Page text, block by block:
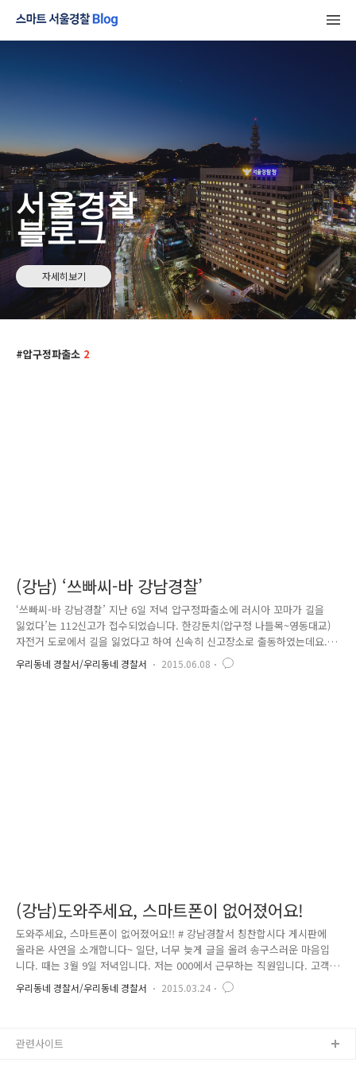
서울경찰
블로그
자세히보기
압구정파출소 2
(강남) ‘쓰빠씨-바 강남경찰’
‘쓰빠씨-바 강남경찰’ 지난 6일 저녁 압구정파출소에 러시아 꼬마가 길을
잃었다’는 112신고가 접수되었습니다. 한강둔치(압구정 나들목~영동대교)
자전거 도로에서 길을 잃었다고 하여 신속히 신고장소로 출동하였는데요.
신고자는 산책 중 자전거를 타다가 길을 잃어 울고 있는 어린이를 발견하
여 경찰에 신고를 한 후 경찰이 올 때까지 어린이를 보호하고 있었습니다.
우리동네 경찰서/우리동네 경찰서 2015.06.08
(강남)도와주세요, 스마트폰이 없어졌어요!
도와주세요, 스마트폰이 없어졌어요!! # 강남경찰서 칭찬합시다 게시판에
올라온 사연을 소개합니다~ 일단, 너무 늦게 글을 올려 송구스러운 마음입
니다. 때는 3월 9일 저녁입니다. 저는 000에서 근무하는 직원입니다. 고객
과 상담을 끝내고 배웅해 드릴 때 그 찰나에 노숙자가 저희 전시장에 살짝
들어와 테이블에 제 핸드폰을 가지고 도망갔습니다. 하여 경찰에 바로 신
정 파출소 소장님이하 그날 추가지원해 주신 경찰관 분들 너무너무 열심히
우리동네 경찰서/우리동네 경찰서 2015.03.24
관련사이트